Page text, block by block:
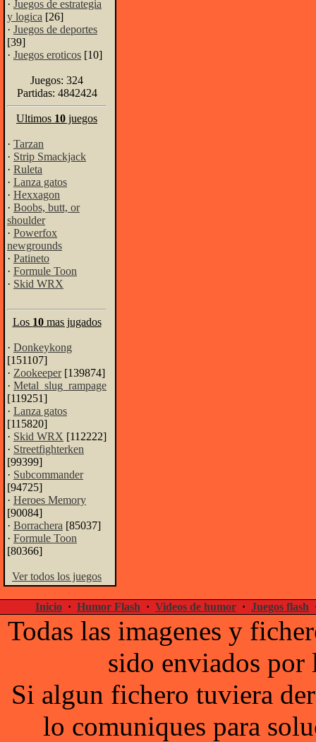
· Juegos de estrategia
y logica [26]
· Juegos de deportes
[39]
· Juegos eroticos [10]
Juegos: 324
Partidas: 4842424
Ultimos 10 juegos
· Tarzan
· Strip Smackjack
· Ruleta
· Lanza gatos
· Hexxagon
· Boobs, butt, or
shoulder
· Powerfox
newgrounds
· Patineto
· Formule Toon
· Skid WRX
Los 10mas jugados
· Donkeykong
[151107]
· Zookeeper[139874]
· Metal_slug_rampage
[119251]
· Lanza gatos
[115820]
· Skid WRX [112222]
· Streetfighterken
[99399]
· Subcommander
[94725]
· Heroes Memory
[90084]
· Borrachera [85037]
· Formule Toon
[80366]
Ver todos los juegos
Inicio · Humor Flash · Videos de humor · Juegos flash
Todas las imagenes y
sido enviados por
Si algun fichero tuviera
lo comuniques para